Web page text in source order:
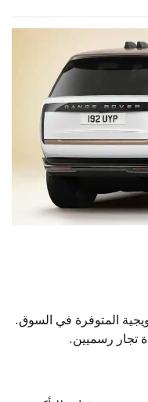
المتوفرة في السوق.
تجار رسميين.